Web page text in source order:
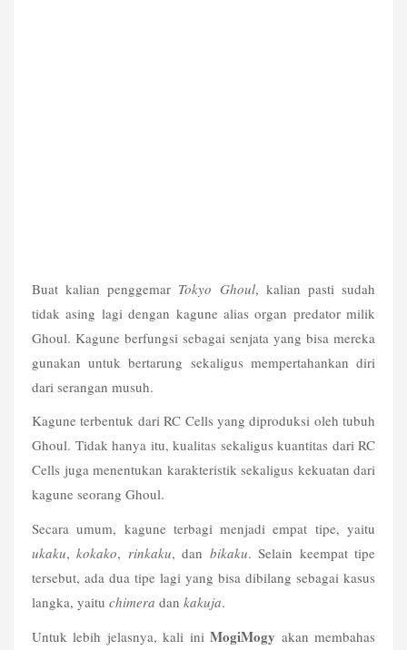
Buat kalian penggemar Tokyo Ghoul, kalian pasti sudah
tidak asing lagi dengan kagune alias organ predator milik
Ghoul. Kagune berfungsi sebagai senjata yang bisa mereka
gunakan untuk bertarung sekaligus mempertahankan diri
dari serangan musuh.
Kagune terbentuk dari RC Cells yang diproduksi oleh tubuh
Ghoul. Tidak hanya itu, kualitas sekaligus kuantitas dari RC
Cells juga menentukan karakteristik sekaligus kekuatan dari
kagune seorang Ghoul.
ukaku, kokako, rinkaku, dan bikaku. Selain keempat tipe
tersebut, ada dua tipe lagi yang bisa dibilang sebagai kasus
langka, yaitu chimera dan kakuja.
Untuk lebih jelasnya, kali ini MogiMogy akan membahas